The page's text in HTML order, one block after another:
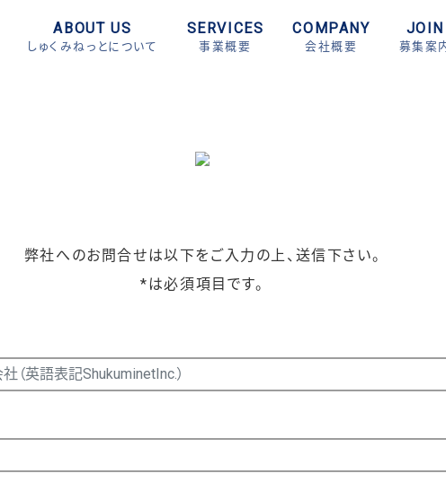
ABOUT US
しゅくみねっとについて
SERVICES
事業概要
COMPANY
会社概要
JOIN
募集案
弊社へのお問合せは以下をご入力の上、送信下さい。
*は必須項目です。